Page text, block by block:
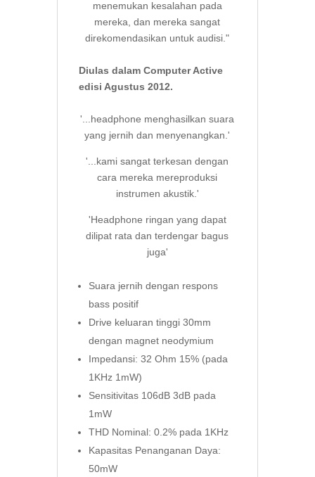
menemukan kesalahan pada
mereka, dan mereka sangat
direkomendasikan untuk audisi."
Diulas dalam Computer Active
edisi Agustus 2012.
'...headphone menghasilkan suara
yang jernih dan menyenangkan.'
'...kami sangat terkesan dengan
cara mereka mereproduksi
instrumen akustik.'
'Headphone ringan yang dapat
dilipat rata dan terdengar bagus
juga'
Suara jernih dengan respons
bass positif
Drive keluaran tinggi 30mm
dengan magnet neodymium
Impedansi: 32 Ohm 15% (pada
1KHz 1mW)
Sensitivitas 106dB 3dB pada
1mW
THD Nominal: 0.2% pada 1KHz
Kapasitas Penanganan Daya:
50mW